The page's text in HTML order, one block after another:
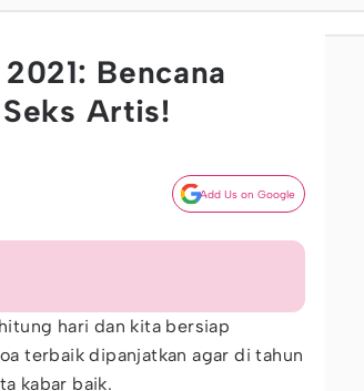
Bencana
Artis!
Add Us on Google
hari dan kita bersiap
terbaik dipanjatkan agar di tahun
kabar baik.